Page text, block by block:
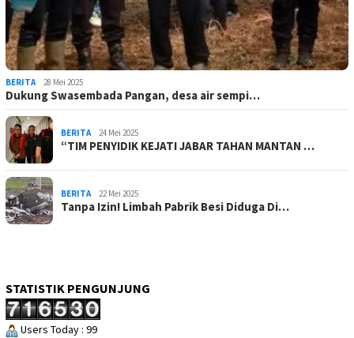
BERITA 28 Mei 2025
Dukung Swasembada Pangan, desa air sempi…
BERITA 24 Mei 2025
“TIM PENYIDIK KEJATI JABAR TAHAN MANTAN …
BERITA 22 Mei 2025
Tanpa Izin! Limbah Pabrik Besi Diduga Di…
STATISTIK PENGUNJUNG
Users Today : 99